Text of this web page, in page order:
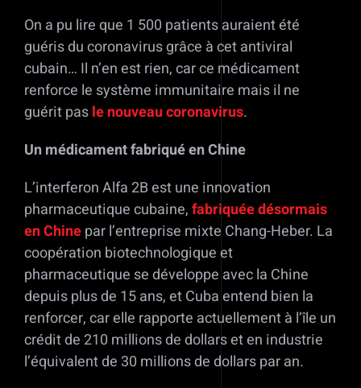
On a pu lire que 1 500 patients auraient été
guéris du coronavirus grâce à cet antiviral
cubain… Il n’en est rien, car ce médicament
renforce le système immunitaire mais il ne
guérit pasle nouveau coronavirus.
Un médicament fabriqué en Chine
L’interferon Alfa 2B est une innovation
pharmaceutique cubaine,fabriquée désormais
en Chinepar l’entreprise mixte Chang-Heber. La
coopération biotechnologique et
pharmaceutique se développe avec la Chine
depuis plus de 15 ans, et Cuba entend bien la
renforcer, car elle rapporte actuellement à l’île un
crédit de 210 millions de dollars et en industrie
l’équivalent de 30 millions de dollars par an.